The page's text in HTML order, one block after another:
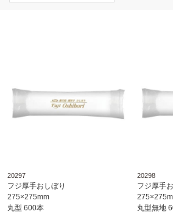
20297
フジ厚手おしぼり
275×275mm
丸型 600本
20298
フジ厚手
丸型無地